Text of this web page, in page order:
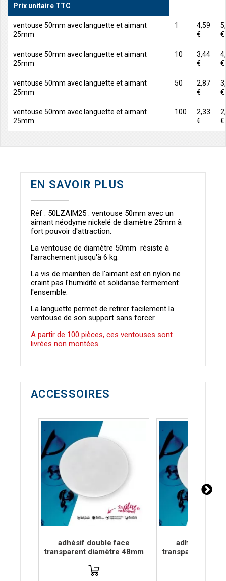
Prix unitaire TTC
ventouse 50mm avec languette et aimant
25mm
1
4,59
€
€
ventouse 50mm avec languette et aimant
25mm
10
3,44
€
€
ventouse 50mm avec languette et aimant
25mm
50
2,87
€
€
ventouse 50mm avec languette et aimant
25mm
100
2,33
€
€
EN SAVOIR PLUS
Réf : 50LZAIM25 : ventouse 50mm avec un
aimant néodyme nickelé de diamètre 25mm à
fort pouvoir d'attraction.
La ventouse de diamètre 50mm résiste à
l'arrachement jusqu'à 6 kg.
La vis de maintien de l'aimant est en nylon ne
craint pas l'humidité et solidarise fermement
l'ensemble.
La languette permet de retirer facilement la
ventouse de son support sans forcer.
A partir de 100 pièces, ces ventouses sont
livrées non montées.
ACCESSOIRES
adhésif double face
transparent diamètre 48mm
adhésif
transparent